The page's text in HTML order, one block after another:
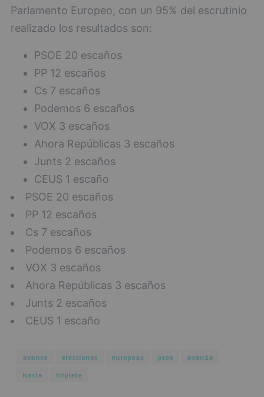
Parlamento Europeo, con un 95% del escrutinio
realizado los resultados son:
PSOE 20 escaños
PP 12 escaños
Cs 7 escaños
Podemos 6 escaños
VOX 3 escaños
Ahora Repúblicas 3 escaños
Junts 2 escaños
CEUS 1 escaño
PSOE 20 escaños
PP 12 escaños
Cs 7 escaños
Podemos 6 escaños
VOX 3 escaños
Ahora Repúblicas 3 escaños
Junts 2 escaños
CEUS 1 escaño
avance elecciones europeas psoe
avanza
hacia
triplete